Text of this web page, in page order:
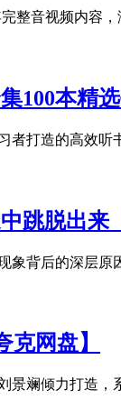
整音视频内容
100本精
者打造的高效听
跳脱出来
象背后的深层原
网盘】
景斓倾力打造，